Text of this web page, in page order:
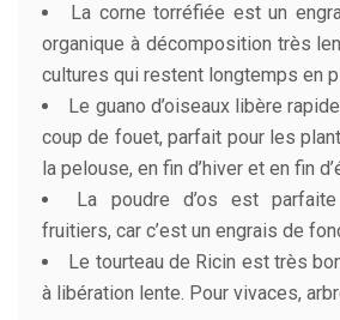
La corne torréfiée est un
organique à décomposition très
cultures qui restent longtemps en
Le guano d’oiseaux libère
coup de fouet, parfait pour les
la pelouse, en fin d’hiver et en fin
La poudre d’os est
fruitiers, car c’est un engrais de
Le tourteau de Ricin est très
à libération lente. Pour vivaces,